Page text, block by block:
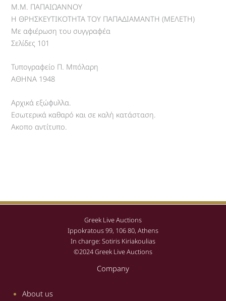
Μ.Μ. ΠΑΠΑΙΩΑΝΝΟΥ
Η ΘΡΗΣΚΕΥΤΙΚΟΤΗΤΑ ΤΟΥ ΠΑΠΑΔΙΑΜΑΝΤΗ (ΜΕΛΕΤΗ)
Με αφιέρωση του συγγραφέα
Σελίδες 101
Τυπογραφείο Π. Μπόλαρη
ΑΘΗΝΑ 1948
Αρχικά εξώφυλλα.
Εσωτερικά καθαρό και σε καλή κατάσταση.
Ακοπο αντίτυπο.
Greek Live Auctions
Ippokratous 99, 106 80, Athens
In charge: Sotiris Kiriakoulias
©2024 Greek Live Auctions
Company
About us